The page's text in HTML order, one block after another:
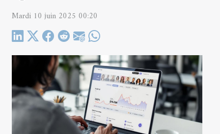
Mardi 10 juin 2025 00:20